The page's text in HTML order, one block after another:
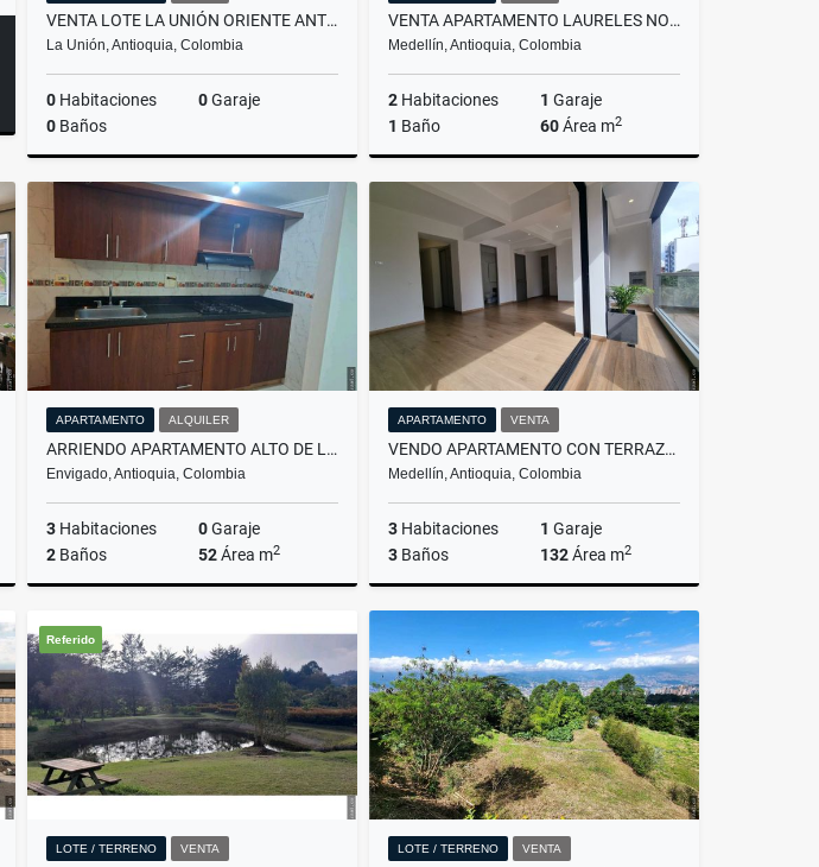
VENTA LOTE LA UNIÓN ORIENTE ANTIOQUEÑO
La Unión, Antioquia, Colombia
0 Habitaciones 0Garaje
0 Baños
Venta
$4.900.000.000
VENTA APARTAMENTO LAURELES NOGAL MEDELLÍN
Medellín, Antioquia, Colombia
2 Habitaciones 1 Garaje
1 Baño 60Área m2
Venta
$490.000.000
APARTAMENTO ALQUILER
ARRIENDO APARTAMENTO ALTO DE LAS FLORES ENVIGADO
Envigado, Antioquia, Colombia
3 Habitaciones 0Garaje
2 Baños 52Área m2
$1.900.000
APARTAMENTO VENTA
VENDO APARTAMENTO CON TERRAZA CONQUISTADORES AIRBNB
Medellín, Antioquia, Colombia
3 Habitaciones 1 Garaje
3 Baños 132Área m2
Venta
$1.447.200.000
Referido
LOTE / TERRENO VENTA LOTE / TERRENO VENTA